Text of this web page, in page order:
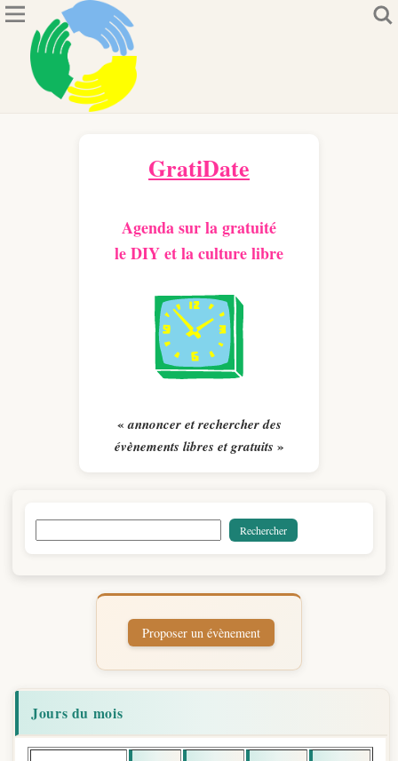
GratiDate
Agenda sur la gratuité
le DIY et la culture libre
«annoncer et rechercher des
évènements libres et gratuits »
Jours du mois